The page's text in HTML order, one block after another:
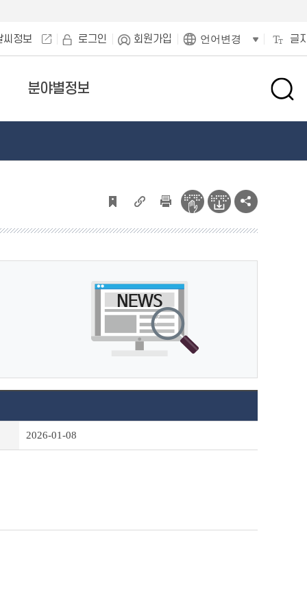
씨정보 로그인 회원가입 언어변경 글
분야별정보
검
창
2026-01-08